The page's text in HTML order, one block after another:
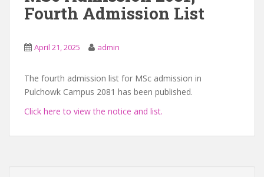
Fourth Admission List
April 21, 2025 admin
The fourth admission list for MSc admission in
Pulchowk Campus 2081 has been published.
Click here to view the notice and list.